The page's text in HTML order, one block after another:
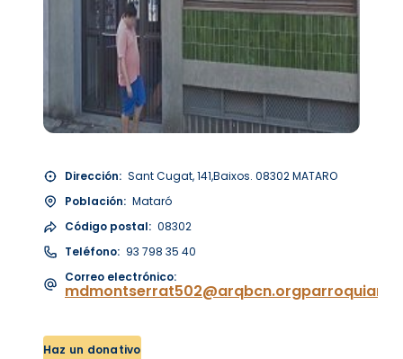
Dirección: Sant Cugat, 141,Baixos. 08302 MATARO
Población: Mataró
Código postal: 08302
Teléfono: 93 798 35 40
Correo electrónico:
Haz un donativo